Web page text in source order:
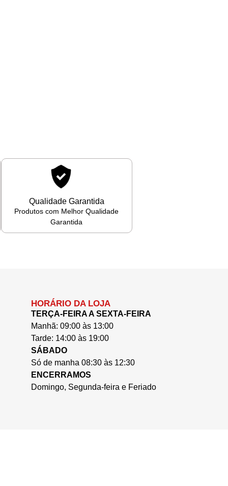
Qualidade Garantida
Produtos com Melhor Qualidade
Garantida
HORÁRIO DA LOJA
TERÇA-FEIRA A SEXTA-FEIRA
Manhã: 09:00 às 13:00
Tarde: 14:00 às 19:00
SÁBADO
Só de manha 08:30 às 12:30
ENCERRAMOS
Domingo, Segunda-feira e Feriado